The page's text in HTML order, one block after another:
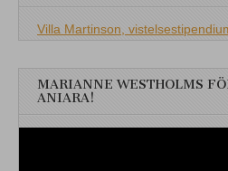
Villa Martinson,
MARIANNE WESTHOLMS
ANIARA!